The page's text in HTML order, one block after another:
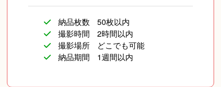
納品枚数
50枚以内
撮影時間
2時間以内
撮影場所
どこでも可能
納品期間
1週間以内